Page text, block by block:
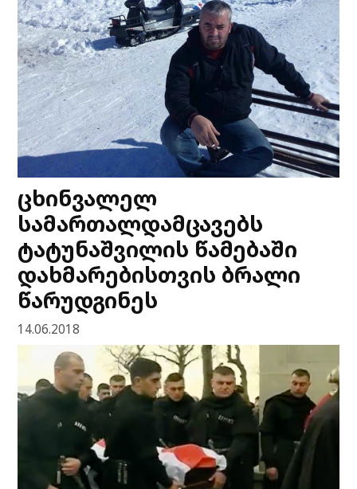
ცხინვალელ
სამართალდამცავებს
ტატუნაშვილის წამებაში
დახმარებისთვის ბრალი
წარუდგინეს
14.06.2018